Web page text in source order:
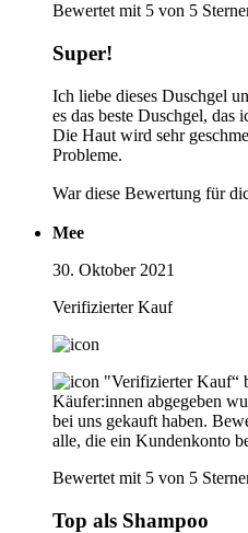
Bewertet mit 5 von 5
Super!
Ich liebe dieses Duschgel
es das beste Duschgel, das
Die Haut wird sehr
Probleme.
War diese Bewertung für
Mee
30. Oktober 2021
Verifizierter Kauf
"Verifizierter Kauf“
Käufer:innen abgegeben
bei uns gekauft haben.
alle, die ein Kundenkonto
Bewertet mit 5 von 5
Top als Shampoo